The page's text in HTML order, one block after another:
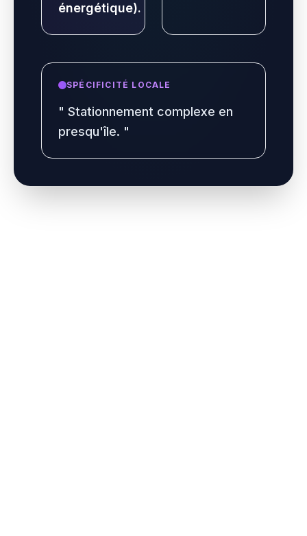
énergétique).
SPÉCIFICITÉ LOCALE
" Stationnement complexe en
presqu'île. "